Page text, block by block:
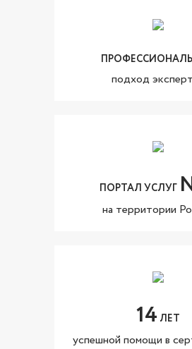
подход
ПОРТАЛ УСЛУГ
на территории
14 ЛЕТ
успешной помощи в